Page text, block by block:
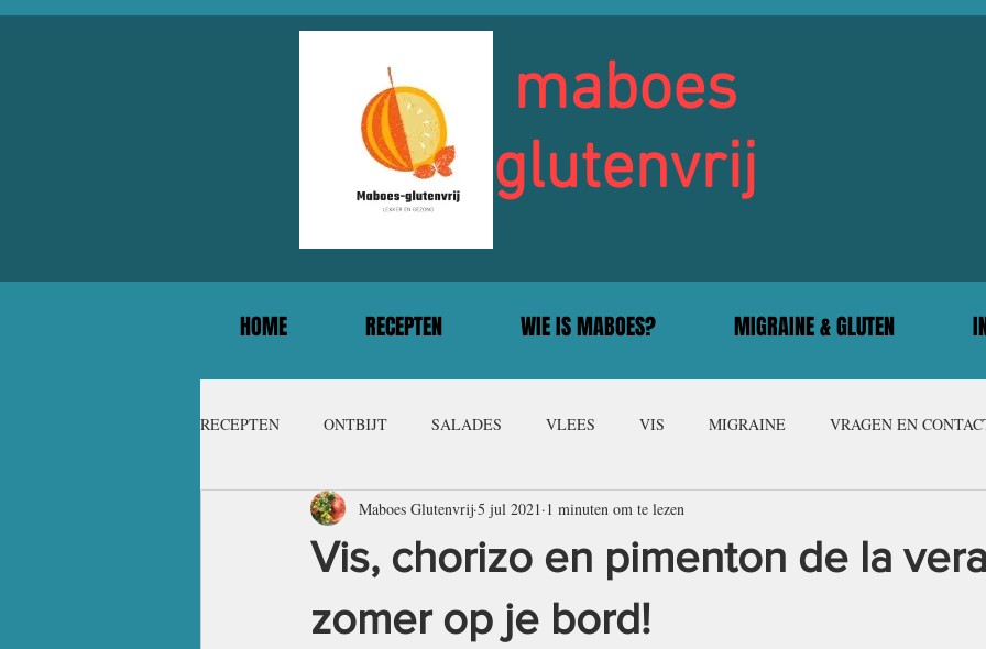
maboes
glutenvrij
HOME RECEPTEN WIE IS MABOES? MIGRAINE & GLUTEN
RECEPTEN ONTBIJT SALADES VLEES VIS MIGRAINE VRAGEN EN
GROENTE EN VEGETARISCH MEE ALS LUNCH INFO & BOEKEN
MEAT ABOUT MIGRAINE
Vis, chorizo en pimenton de la
zomer op je bord!
Maboes Glutenvrij 5 jul 2021 1 minuten om te lezen